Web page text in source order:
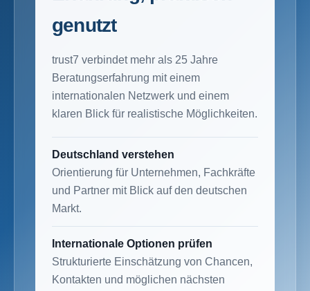
genutzt
trust7 verbindet mehr als 25 Jahre
Beratungserfahrung mit einem
internationalen Netzwerk und einem
klaren Blick für realistische Möglichkeiten.
Deutschland verstehen
Orientierung für Unternehmen, Fachkräfte
und Partner mit Blick auf den deutschen
Markt.
Internationale Optionen prüfen
Strukturierte Einschätzung von Chancen,
Kontakten und möglichen nächsten